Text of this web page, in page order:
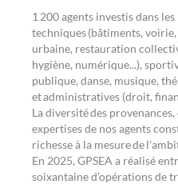
1 200 agents investis dans
techniques (bâtiments,
urbaine, restauration
hygiène, numérique...),
publique, danse, musique,
et administratives (droit,
La diversité des
expertises de nos agents
richesse à la mesure de
En 2025, GPSEA a réalisé
soixantaine d’opérations de